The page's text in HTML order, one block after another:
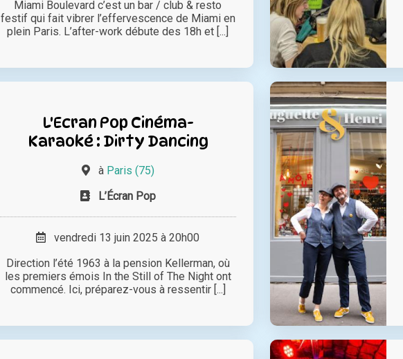
Miami Boulevard c’est un bar / club & resto
festif qui fait vibrer l’effervescence de Miami en
plein Paris. L’after-work débute des 18h et [...]
L'Ecran Pop Cinéma-
Karaoké : Dirty Dancing
à Paris (75)
L’Écran Pop
vendredi 13 juin 2025 à 20h00
Direction l’été 1963 à la pension Kellerman, où
les premiers émois In the Still of The Night ont
commencé. Ici, préparez-vous à ressentir [...]